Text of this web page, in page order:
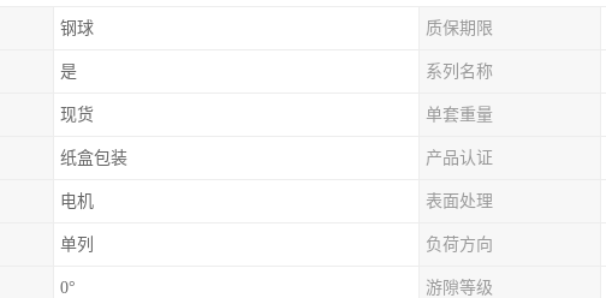
钢球 质保期限
是 系列名称
现货 单套重量
纸盒包装 产品认证
电机 表面处理
单列 负荷方向
0° 游隙等级